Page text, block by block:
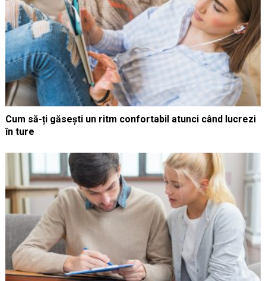
Cum să-ți găsești un ritm confortabil atunci când lucrezi
în ture